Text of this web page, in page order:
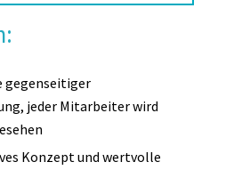
gegenseitiger
jeder Mitarbeiter wird
Konzept und wertvolle